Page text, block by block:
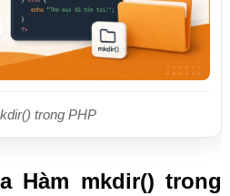
trong PHP
Hàm mkdir() trong